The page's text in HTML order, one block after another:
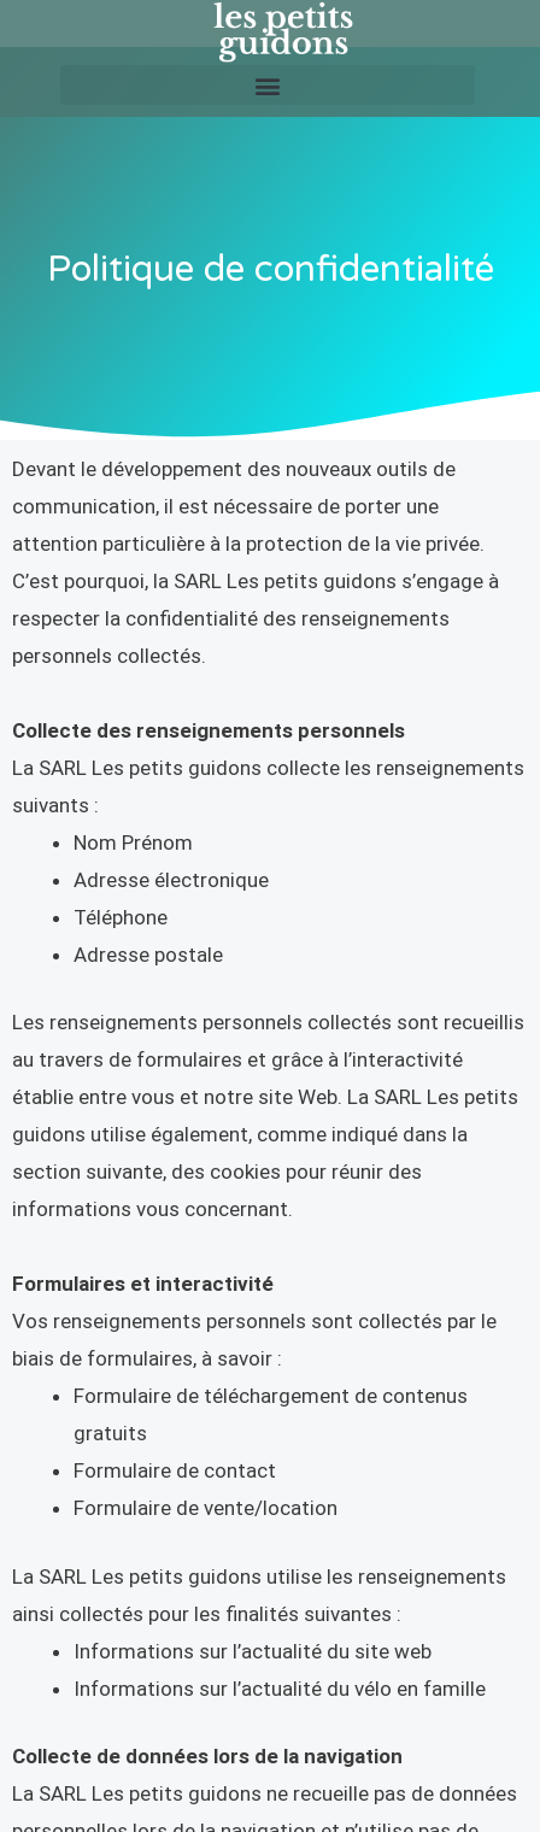
Politique de confidentialité
Devant le développement des nouveaux outils de
communication, il est nécessaire de porter une
attention particulière à la protection de la vie privée.
C’est pourquoi, la SARL Les petits guidons s’engage à
respecter la confidentialité des renseignements
personnels collectés.
Collecte des renseignements personnels
La SARL Les petits guidons collecte les renseignements
suivants :
Nom Prénom
Adresse électronique
Téléphone
Adresse postale
Les renseignements personnels collectés sont recueillis
au travers de formulaires et grâce à l’interactivité
établie entre vous et notre site Web. La SARL Les petits
guidons utilise également, comme indiqué dans la
section suivante, des cookies pour réunir des
informations vous concernant.
Formulaires et interactivité
Vos renseignements personnels sont collectés par le
biais de formulaires, à savoir :
Formulaire de téléchargement de contenus
gratuits
Formulaire de contact
Formulaire de vente/location
La SARL Les petits guidons utilise les renseignements
ainsi collectés pour les finalités suivantes :
Informations sur l’actualité du site web
Informations sur l’actualité du vélo en famille
Collecte de données lors de la navigation
La SARL Les petits guidons ne recueille pas de données